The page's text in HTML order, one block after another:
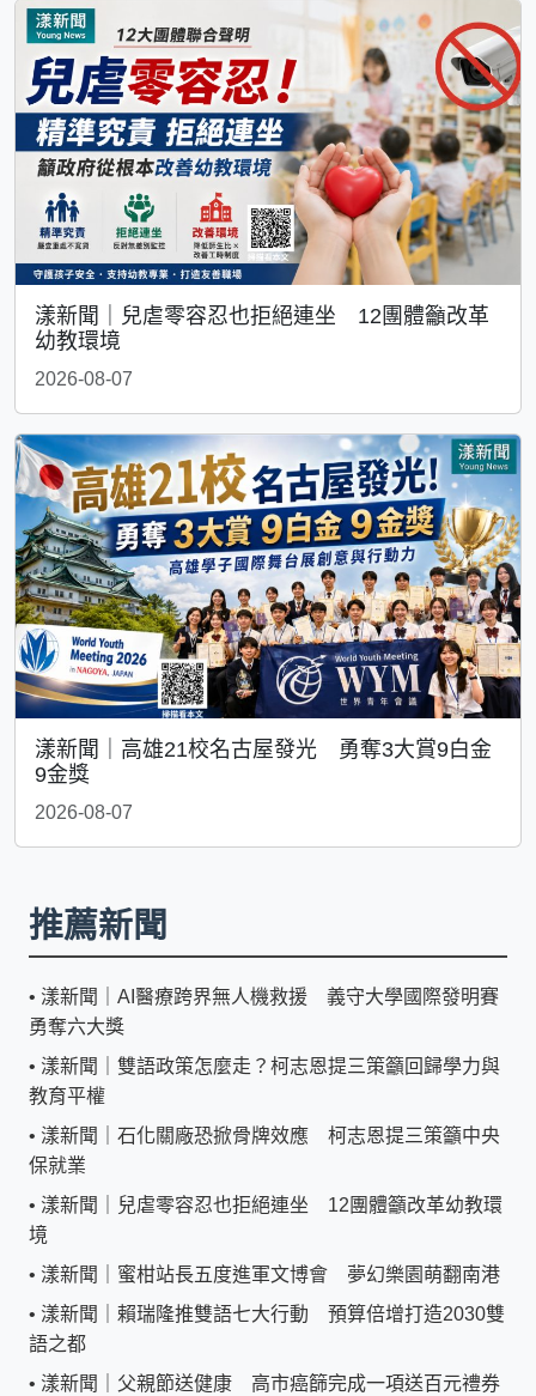
漾新聞｜兒虐零容忍也拒絕連坐 12團體籲改革
幼教環境
2026-08-07
漾新聞｜高雄21校名古屋發光 勇奪3大賞9白金
9金獎
2026-08-07
推薦新聞
• 漾新聞｜AI醫療跨界無人機救援 義守大學國際發明賽
勇奪六大獎
• 漾新聞｜雙語政策怎麼走？柯志恩提三策籲回歸學力與
教育平權
• 漾新聞｜石化關廠恐掀骨牌效應 柯志恩提三策籲中央
保就業
• 漾新聞｜兒虐零容忍也拒絕連坐 12團體籲改革幼教環
境
• 漾新聞｜蜜柑站長五度進軍文博會 夢幻樂園萌翻南港
• 漾新聞｜賴瑞隆推雙語七大行動 預算倍增打造2030雙
語之都
• 漾新聞｜父親節送健康 高市癌篩完成一項送百元禮券